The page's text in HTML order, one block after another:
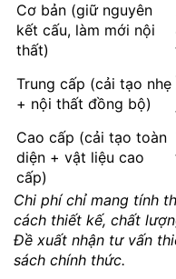
Cơ bản (giữ nguyên
kết cấu, làm mới nội
thất)
Trung cấp (cải tạo nhẹ
+ nội thất đồng bộ)
Cao cấp (cải tạo toàn
diện + vật liệu cao
cấp)
Chi phí chỉ mang tính
cách thiết kế, chất
Đề xuất nhận tư vấn
sách chính thức.